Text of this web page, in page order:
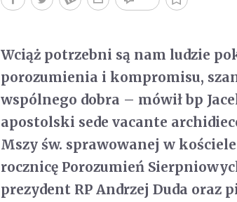
Wciąż potrzebni są nam ludzie
porozumienia i kompromisu,
wspólnego dobra – mówił bp
apostolski sede vacante
Mszy św. sprawowanej w
rocznicę Porozumień
prezydent RP Andrzej Duda oraz